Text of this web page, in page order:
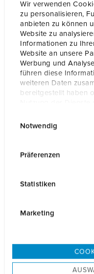
Wir verwenden
zu personalisieren,
anbieten zu können
Website zu
Informationen zu
Website an unsere
Werbung und
führen diese
weiteren Daten
bereitgestellt haben
s
Notwendig
Präferenzen
Statistiken
Marketing
müssen den
Was sind die
des Gesetzes?
Bei Nichteinhaltung der